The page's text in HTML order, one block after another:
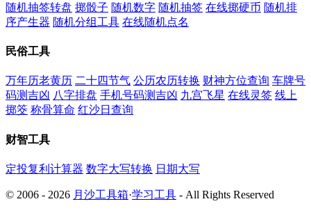
随机抽签转盘 掷骰子 随机数字 随机抽签 在线掷硬币 随机排
序产生器 随机分组工具 在线随机点名
民俗工具
万年历老黄历 二十四节气 公历农历转换 财神方位查询 车牌号
码测吉凶 八字排盘 手机号码测吉凶 九宫飞星 在线灵签 线上
掷筊 称骨算命 红沙日查询
财智工具
定投复利计算器 数字大写转换 日期大写
© 2006 - 2026 月沙工具箱·学习工具 - All Rights Reserved